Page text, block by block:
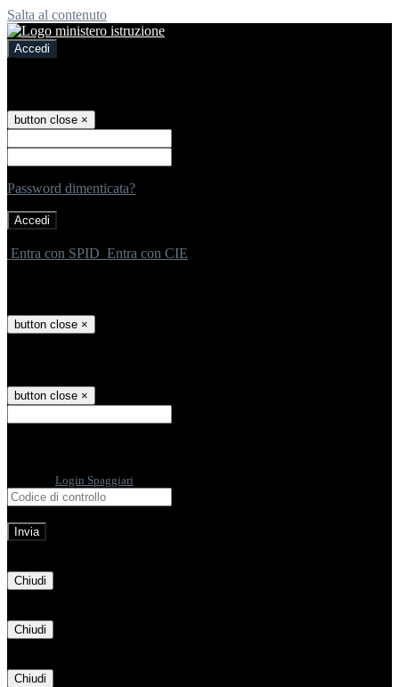
Salta al contenuto
Accedi
button close ×
Password dimenticata?
Entra con SPID Entra con CIE
button close ×
button close ×
Login Spaggiari
Chiudi
Chiudi
Chiudi